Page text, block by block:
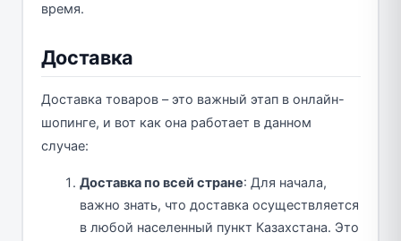
время.
Доставка
Доставка товаров – это важный этап в онлайн-
шопинге, и вот как она работает в данном
случае:
Доставка по всей стране: Для начала,
важно знать, что доставка осуществляется
в любой населенный пункт Казахстана. Это